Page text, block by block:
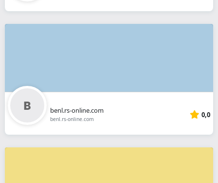
benl.rs-online.com
benl.rs-online.com 0,0